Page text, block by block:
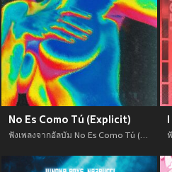
No Es Como Tú (Explicit)
ฟังเพลงจากอัลบัม No Es Como Tú (Explicit) เพลงใหม่จาก อัพเดทเพลงใหม่ล่าสุดก่อนใคร ตลอดปี 2021